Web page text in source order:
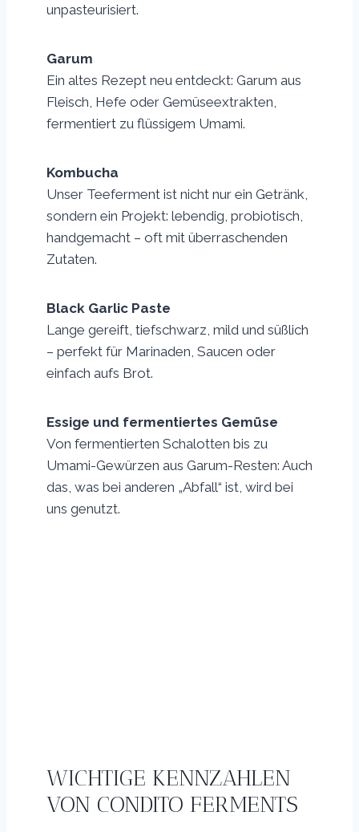
unpasteurisiert.
Garum
Ein altes Rezept neu entdeckt: Garum aus
Fleisch, Hefe oder Gemüseextrakten,
fermentiert zu flüssigem Umami.
Kombucha
Unser Teeferment ist nicht nur ein Getränk,
sondern ein Projekt: lebendig, probiotisch,
handgemacht – oft mit überraschenden
Zutaten.
Black Garlic Paste
Lange gereift, tiefschwarz, mild und süßlich
– perfekt für Marinaden, Saucen oder
einfach aufs Brot.
Essige und fermentiertes Gemüse
Von fermentierten Schalotten bis zu
Umami-Gewürzen aus Garum-Resten: Auch
das, was bei anderen „Abfall“ ist, wird bei
uns genutzt.
WICHTIGE KENNZAHLEN
VON CONDITO FERMENTS